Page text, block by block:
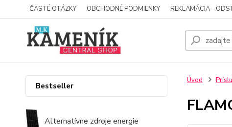
ČASTÉ OTÁZKY OBCHODNÉ PODMIENKY REKLAMÁCIA -
Bestseller
Alternatívne zdroje energie
Úvod